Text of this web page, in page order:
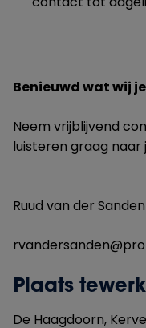
Benieuwd wat wij
Neem vrijblijvend
luisteren graag naar
Ruud van der
Plaats
De Haagdoorn,